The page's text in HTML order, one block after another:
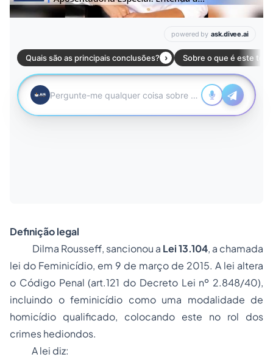
Definição legal
Dilma Rousseff, sancionou a Lei 13.104, a chamada
lei do Feminicídio, em 9 de março de 2015. A lei altera
o Código Penal (art.121 do Decreto Lei nº 2.848/40),
incluindo o feminicídio como uma modalidade de
homicídio qualificado, colocando este no rol dos
crimes hediondos.
A lei diz: